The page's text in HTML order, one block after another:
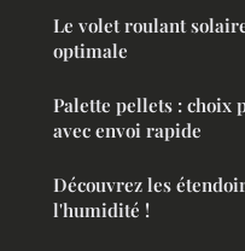
Le volet roulant
optimale
Palette pellets : choix
avec envoi rapide
Découvrez les
l'humidité !